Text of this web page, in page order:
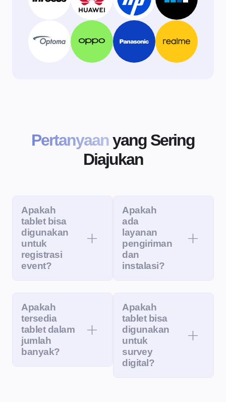
Pertanyaanyang Sering
Diajukan
Apakah
tablet bisa
digunakan
untuk
registrasi
event?
Apakah
tersedia
tablet dalam
jumlah
banyak?
Apakah
ada
layanan
pengiriman
dan
instalasi?
Apakah
tablet bisa
digunakan
untuk
survey
digital?